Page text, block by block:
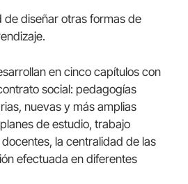
de diseñar otras formas de
en cinco capítulos con
social: pedagogías
nuevas y más amplias
de estudio, trabajo
la centralidad de las
efectuada en diferentes